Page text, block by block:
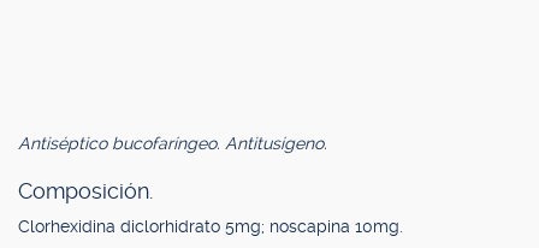
Antiséptico bucofaríngeo. Antitusígeno.
Composición.
Clorhexidina diclorhidrato 5mg; noscapina 10mg.